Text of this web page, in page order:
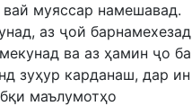
муяссар намешавад.
аз ҷой барнамехезад
ва аз ҳамин ҷо ба
зуҳур карданаш, дар ин
маълумотҳо